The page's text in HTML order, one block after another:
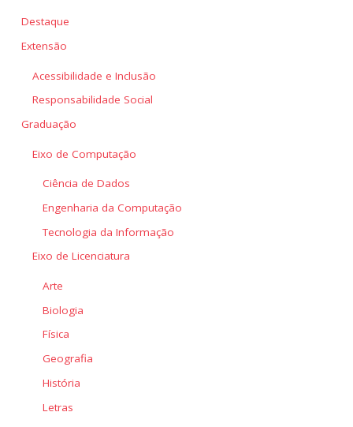
Destaque
Extensão
Acessibilidade e Inclusão
Responsabilidade Social
Graduação
Eixo de Computação
Ciência de Dados
Engenharia da Computação
Tecnologia da Informação
Eixo de Licenciatura
Arte
Biologia
Física
Geografia
História
Letras